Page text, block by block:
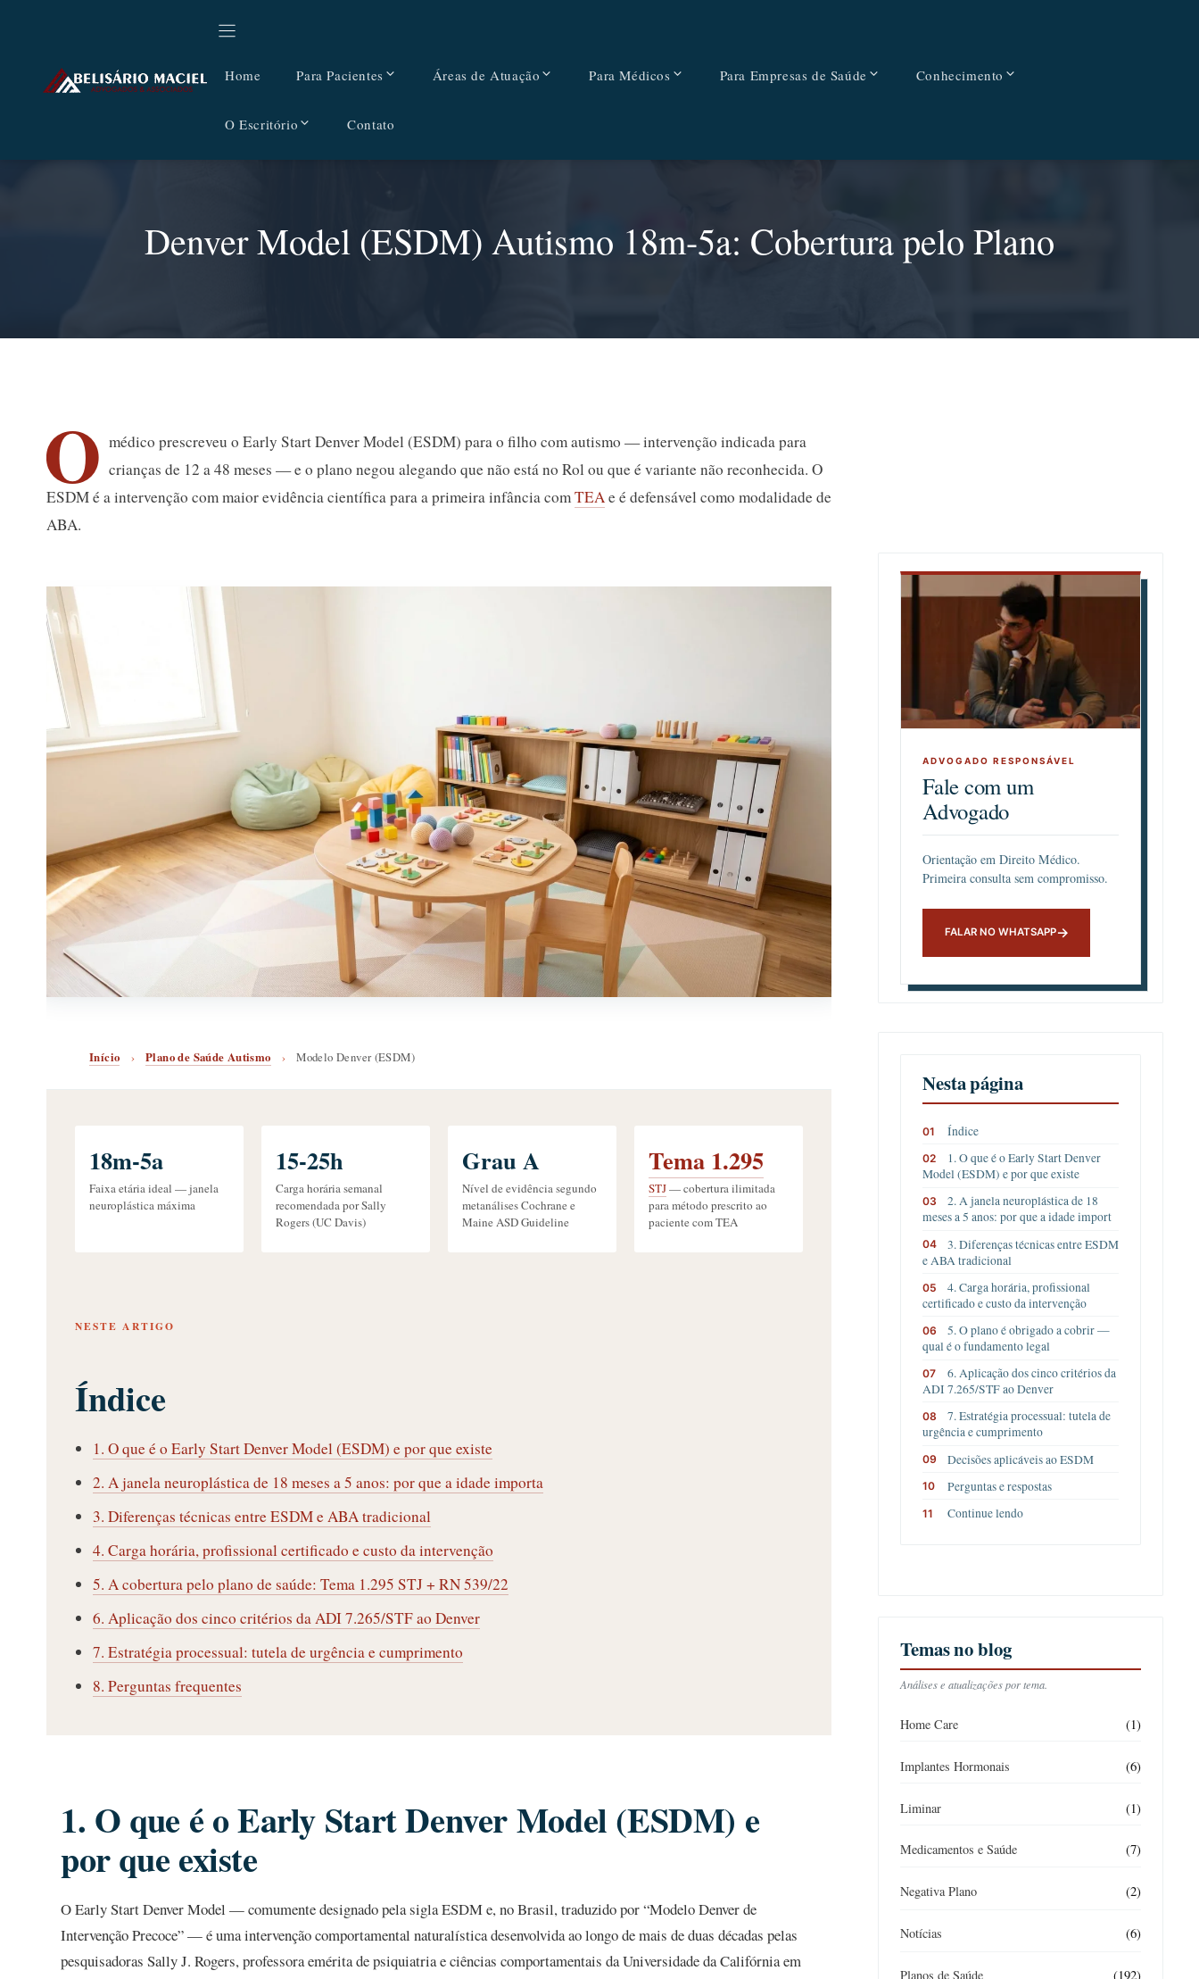
conteúdo
Home Para Pacientes Áreas de Atuação Para Médicos Para Empresas de Saúde Conhecimento
O Escritório Contato
Denver Model (ESDM) Autismo 18m-5a: Cobertura pelo Plano
O médico prescreveu o Early Start Denver Model (ESDM) para o filho com autismo — intervenção indicada para
crianças de 12 a 48 meses — e o plano negou alegando que não está no Rol ou que é variante não reconhecida. O
ESDM é a intervenção com maior evidência científica para a primeira infância comTEAe é defensável como modalidade de
ABA.
Início › Plano de Saúde Autismo › Modelo Denver (ESDM)
18m-5a
Faixa etária ideal — janela
neuroplástica máxima
15-25h
Carga horária semanal
recomendada por Sally
Rogers (UC Davis)
Grau A
Nível de evidência segundo
metanálises Cochrane e
Maine ASD Guideline
Tema 1.295
STJ— cobertura ilimitada
para método prescrito ao
paciente com TEA
NESTE ARTIGO
Índice
1. O que é o Early Start Denver Model (ESDM) e por que existe
2. A janela neuroplástica de 18 meses a 5 anos: por que a idade importa
3. Diferenças técnicas entre ESDM e ABA tradicional
4. Carga horária, profissional certificado e custo da intervenção
5. A cobertura pelo plano de saúde: Tema 1.295 STJ + RN 539/22
6. Aplicação dos cinco critérios da ADI 7.265/STF ao Denver
7. Estratégia processual: tutela de urgência e cumprimento
8. Perguntas frequentes
1. O que é o Early Start Denver Model (ESDM) e
por que existe
O Early Start Denver Model — comumente designado pela sigla ESDM e, no Brasil, traduzido por “Modelo Denver de
Intervenção Precoce” — é uma intervenção comportamental naturalística desenvolvida ao longo de mais de duas décadas pelas
pesquisadoras Sally J. Rogers, professora emérita de psiquiatria e ciências comportamentais da Universidade da Califórnia em
Fale com um
Advogado
Orientação em Direito Médico.
Primeira consulta sem compromisso.
Nesta página
Índice
1. O que é o Early Start Denver
Model (ESDM) e por que existe
2. A janela neuroplástica de 18
meses a 5 anos: por que a idade import
3. Diferenças técnicas entre ESDM
e ABA tradicional
4. Carga horária, profissional
certificado e custo da intervenção
5. O plano é obrigado a cobrir —
qual é o fundamento legal
6. Aplicação dos cinco critérios da
ADI 7.265/STF ao Denver
7. Estratégia processual: tutela de
urgência e cumprimento
Decisões aplicáveis ao ESDM
Perguntas e respostas
Continue lendo
Temas no blog
Análises e atualizações por tema.
Home Care (1)
Implantes Hormonais (6)
Liminar (1)
Medicamentos e Saúde (7)
Negativa Plano (2)
Notícias (6)
Planos de Saúde (192)